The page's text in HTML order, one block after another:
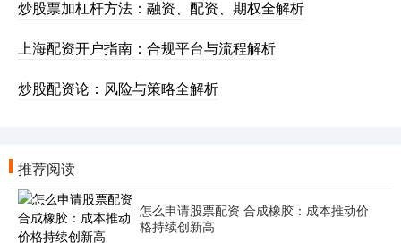
炒股票加杠杆方法：融资、配资、期权全解析
上海配资开户指南：合规平台与流程解析
炒股配资论：风险与策略全解析
推荐阅读
怎么申请股票配资 合成橡胶：成本推动价
格持续创新高